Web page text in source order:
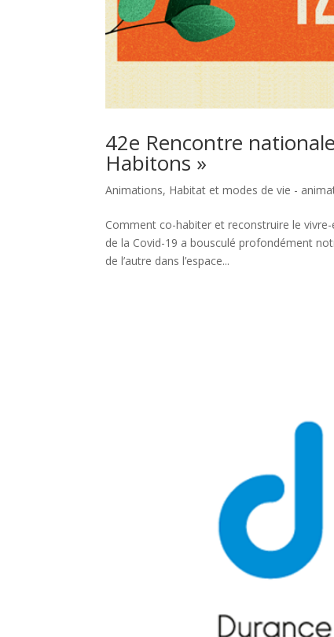
42e Rencontre
Habitons »
Animations, Habitat et modes de vie -
Comment co-habiter et reconstruire le
de la Covid-19 a bousculé profondément
de l’autre dans l’espace...